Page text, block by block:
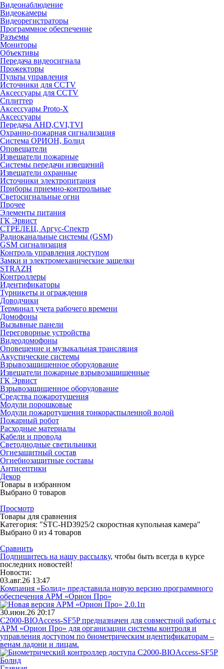
Видеонаблюдение
Видеокамеры
Видеорегистраторы
Программное обеспечение
Разъемы
Мониторы
Объективы
Передача видеосигнала
Прожекторы
Пульты управления
Источники для CCTV
Аксессуары для CCTV
Сплиттер
Аксессуары Proto-X
Аксессуары
Передача AHD,CVI,TVI
Охранно-пожарная сигнализация
Система ОРИОН, Болид
Оповещатели
Извещатели пожарные
Системы передачи извещений
Извещатели охранные
Источники электропитания
Приборы приемно-контрольные
Светосигнальные огни
Прочее
Элементы питания
ГК Эрвист
СТРЕЛЕЦ, Аргус-Спектр
Радиоканальные системы (GSM)
GSM сигнализация
Контроль управления доступом
Замки и электромеханические защелки
STRAZH
Контроллеры
Идентификаторы
Турникеты и ограждения
Доводчики
Терминал учета рабочего времени
Домофоны
Вызывные панели
Переговорные устройства
Видеодомофоны
Оповещение и музыкальная трансляция
Акустические системы
Взрывозащищенное оборудование
Извещатели пожарные взрывозащищенные
ГК Эрвист
Взрывозащищенное оборудование
Средства пожаротушения
Модули порошковые
Модули пожаротушения тонкораспыленной водой
Пожарный робот
Расходные материалы
Кабели и провода
Светодиодные светильники
Огнезащитный состав
Огнебиозащитные составы
Антисептики
Декор
Товары в избранном
Выбрано 0 товаров
Просмотр
Товары для сравнения
Категория: "STC-HD3925/2 скоростная купольная камера"
Выбрано 0 из 4 товаров
Сравнить
Подпишитесь на нашу рассылку, чтобы быть всегда в курсе
последних новостей!
Новости:
03.авг.26 13:47
Компания «Болид» представила новую версию программного
обеспечения АРМ «Орион Про»
30.июн.26 20:17
С2000-BIOAccess-SF5P предназначен для совместной работы с
АРМ «Орион Про» для организации системы контроля и
управления доступом по биометрическим идентификаторам –
венам ладони и лицам.